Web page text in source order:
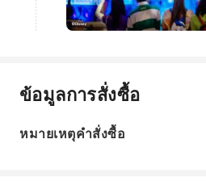
ข้อมูลการสั่งซื้อ
หมายเหตุคำสั่งซื้อ